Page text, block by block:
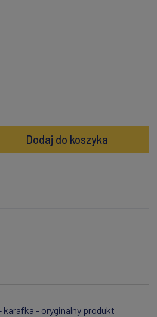
Dodaj do koszyka
karafka - oryginalny produkt